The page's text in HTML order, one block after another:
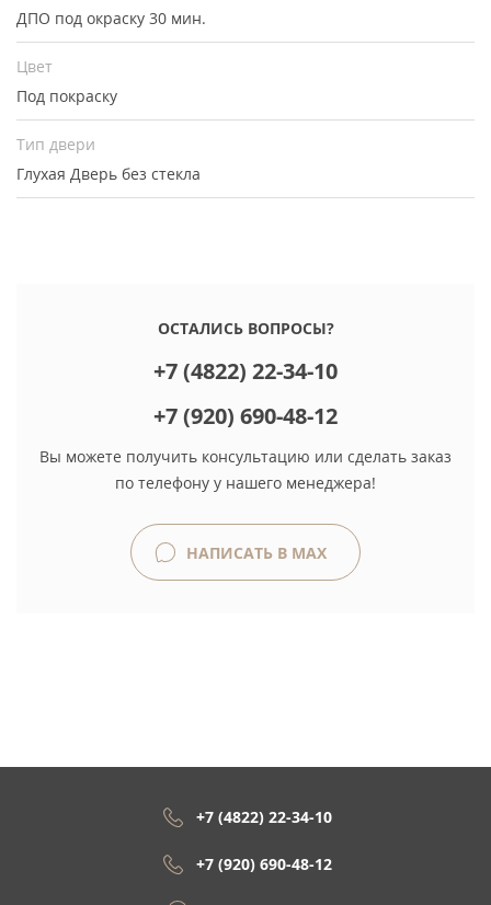
ДПО под окраску 30 мин.
Цвет
Под покраску
Тип двери
Глухая Дверь без стекла
ОСТАЛИСЬ ВОПРОСЫ?
+7 (4822) 22-34-10
+7 (920) 690-48-12
Вы можете получить консультацию или сделать заказ
по телефону у нашего менеджера!
НАПИСАТЬ В MAX
+7 (4822) 22-34-10
+7 (920) 690-48-12